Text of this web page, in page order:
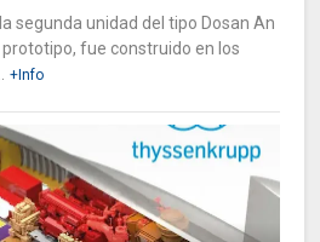
segunda unidad del tipo Dosan An
fue construido en los
+Info